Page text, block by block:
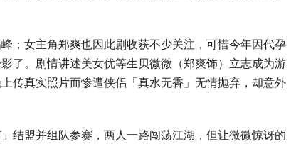
；女主角郑爽也因此剧收获不少关注，可惜今年因代孕
了。剧情讲述美女优等生贝微微（郑爽饰）立志成为游
传真实照片而惨遭侠侣「真水无香」无情抛弃，却意外
结盟并组队参赛，两人一路闯荡江湖，但让微微惊讶的